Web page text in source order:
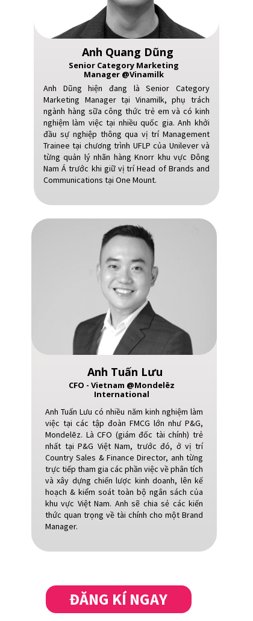
ĐĂNG KÍ NGAY
Anh Quang Dũng
Senior Category Marketing
Manager @Vinamilk
Anh Dũng hiện đang là Senior Category
Marketing Manager tại Vinamilk, phụ trách
ngành hàng sữa công thức trẻ em và có kinh
nghiệm làm việc tại nhiều quốc gia. Anh khởi
đầu sự nghiệp thông qua vị trí Management
Trainee tại chương trình UFLP của Unilever và
từng quản lý nhãn hàng Knorr khu vực Đông
Nam Á trước khi giữ vị trí Head of Brands and
Communications tại One Mount.
Global Companies
Anh Tuấn Lưu có nhiều năm kinh nghiệm làm
việc tại các tập đoàn FMCG lớn như P&G,
Mondelēz. Là CFO (giám đốc tài chính) trẻ
nhất tại P&G Việt Nam, trước đó, ở vị trí
Country Sales & Finance Director, anh từng
trực tiếp tham gia các phần việc về phân tích
và xây dựng chiến lược kinh doanh, lên kế
hoạch & kiểm soát toàn bộ ngân sách của
khu vực Việt Nam. Anh sẽ chia sẻ các kiến
thức quan trọng về tài chính cho một Brand
Manager.
Anh Tuấn Lưu
CFO - Vietnam @Mondelēz
International